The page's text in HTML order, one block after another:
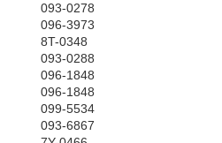
093-0278
096-3973
8T-0348
093-0288
096-1848
096-1848
099-5534
093-6867